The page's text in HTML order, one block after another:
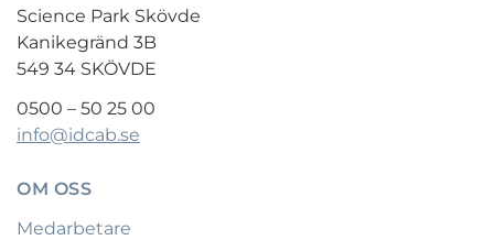
Science Park Skövde
Kanikegränd 3B
549 34 SKÖVDE
0500 – 50 25 00
info@idcab.se
OM OSS
Medarbetare